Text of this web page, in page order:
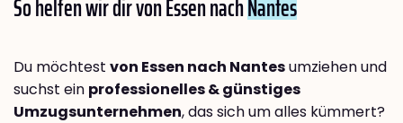
So helfen wir dir von Essen nachNantes
Du möchtest von Essen nach Nantesumziehen und
suchst ein professionelles & günstiges
Umzugsunternehmen, das sich um alles kümmert?